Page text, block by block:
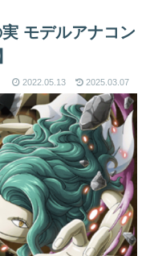
実 モデルアナコン
2022.05.13 2025.03.07